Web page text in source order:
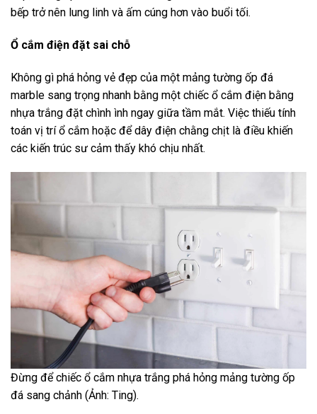
bếp trở nên lung linh và ấm cúng hơn vào buổi tối.
Ổ cắm điện đặt sai chỗ
Không gì phá hỏng vẻ đẹp của một mảng tường ốp đá
marble sang trọng nhanh bằng một chiếc ổ cắm điện bằng
nhựa trắng đặt chình ình ngay giữa tầm mắt. Việc thiếu tính
toán vị trí ổ cắm hoặc để dây điện chằng chịt là điều khiến
các kiến trúc sư cảm thấy khó chịu nhất.
Đừng để chiếc ổ cắm nhựa trắng phá hỏng mảng tường ốp
đá sang chảnh (Ảnh: Ting).